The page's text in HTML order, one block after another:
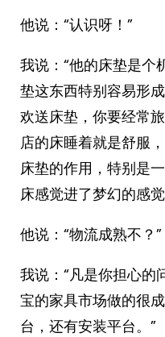
他说：“认识呀！”
我说：“他的床垫是个
垫这东西特别容易形
欢送床垫，你要经常
店的床睡着就是舒服
床垫的作用，特别是
床感觉进了梦幻的感
他说：“物流成熟不？”
我说：“凡是你担心的
宝的家具市场做的很
台，还有安装平台。”